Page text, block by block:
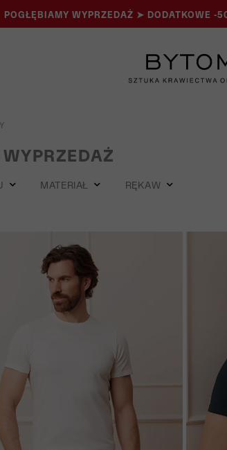
POGŁĘBIAMY WYPRZEDAŻ ➤ DODATKOWE -
MATERIAŁ
RĘKAW